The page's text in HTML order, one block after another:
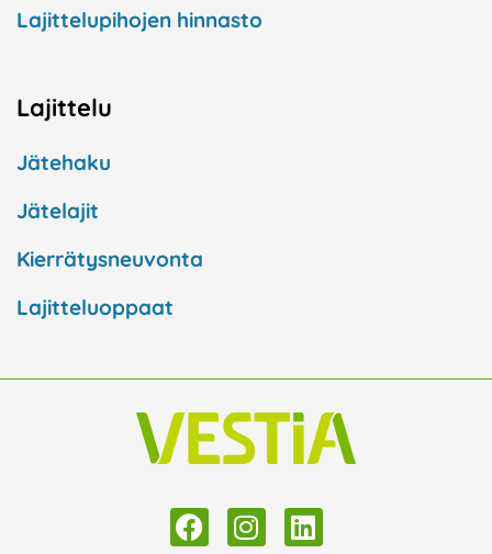
Lajittelupihojen hinnasto
Lajittelu
Jätehaku
Jätelajit
Kierrätysneuvonta
Lajitteluoppaat
a
n
i